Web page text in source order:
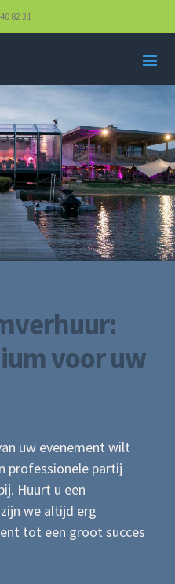
82 31
voor uw
uw evenement wilt
professionele partij
Huurt u een
we altijd erg
tot een groot succes